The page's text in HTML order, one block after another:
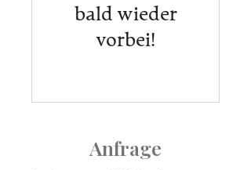
bald wieder
vorbei!
Anfrage